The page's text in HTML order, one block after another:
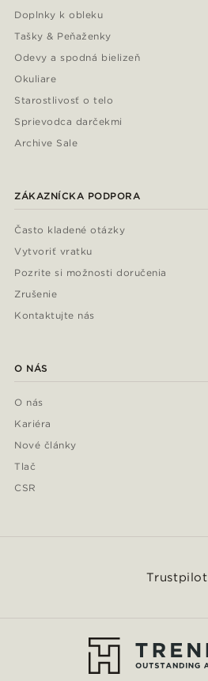
Doplnky k obleku
Tašky & Peňaženky
Odevy a spodná bielizeň
Okuliare
Starostlivosť o telo
Sprievodca darčekmi
Archive Sale
ZÁKAZNÍCKA PODPORA
Často kladené otázky
Vytvoriť vratku
Pozrite si možnosti doručenia
Zrušenie
Kontaktujte nás
O NÁS
O nás
Kariéra
Nové články
Tlač
CSR
Trustpilot